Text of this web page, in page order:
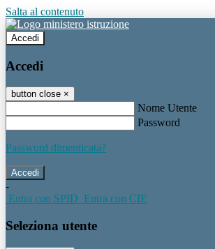
Salta al contenuto
Accedi
Accedi
button close ×
Nome Utente
Password
Password dimenticata?
-
Entra con SPID Entra con CIE
Seleziona utente